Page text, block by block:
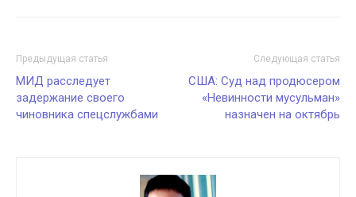
Предыдущая статья
МИД расследует
задержание своего
чиновника спецслужбами
Следующая статья
США: Суд над продюсером
«Невинности мусульман»
назначен на октябрь